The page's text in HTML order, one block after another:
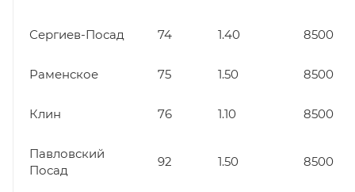
Сергиев-Посад 74 1.40 8500
Раменское 75 1.50 8500
Клин 76 1.10 8500
Павловский
Посад
92 1.50 8500